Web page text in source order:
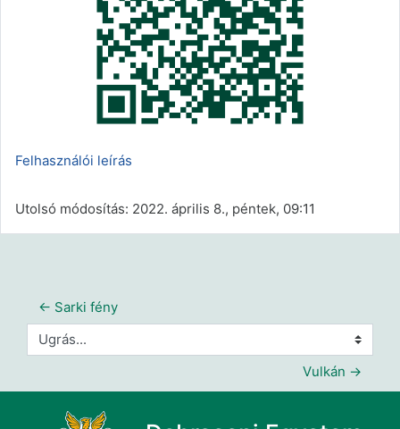
Felhasználói leírás
Utolsó módosítás: 2022. április 8., péntek, 09:11
← Sarki fény
Ugrás...
Vulkán →